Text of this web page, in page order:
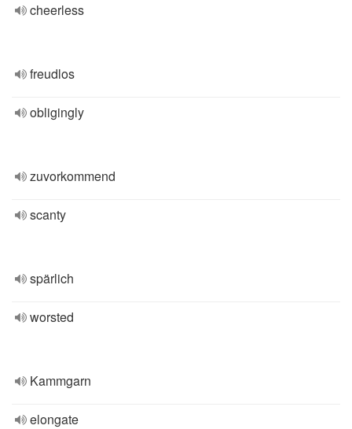
cheerless
freudlos
obligingly
zuvorkommend
scanty
spärlich
worsted
Kammgarn
elongate